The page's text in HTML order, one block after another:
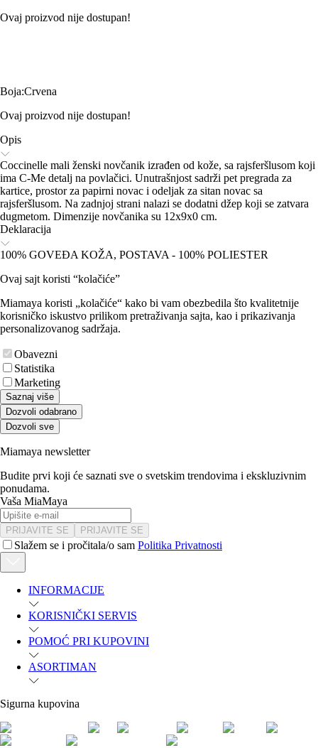
Ovaj proizvod nije dostupan!
Boja:Crvena
Ovaj proizvod nije dostupan!
Opis
Coccinelle mali ženski novčanik izrađen od kože, sa rajsferšlusom koji
ima C-Me detalj na povlačici. Unutrašnjost sadrži pet pregrada za
kartice, prostor za papirni novac i odeljak za sitan novac sa
rajsferšlusom. Na zadnjoj strani nalazi se dodatni džep koji se zatvara
dugmetom. Dimenzije novčanika su 12x9x0 cm.
Deklaracija
100% GOVEĐA KOŽA, POSTAVA - 100% POLIESTER
Ovaj sajt koristi “kolačiće”
Miamaya koristi „kolačiće“ kako bi vam obezbedila što kvalitetnije
korisničko iskustvo prilikom pretraživanja sajta, kao i prikazivanja
personalizovanog sadržaja.
Obavezni
Statistika
Marketing
Saznaj više
Dozvoli odabrano
Dozvoli sve
Miamaya newsletter
Budite prvi koji će saznati sve o svetskim trendovima i ekskluzivnim
ponudama.
Vaša MiaMaya
PRIJAVITE SE PRIJAVITE SE
Slažem se i pročitala/o sam Politika Privatnosti
INFORMACIJE
KORISNIČKI SERVIS
POMOĆ PRI KUPOVINI
ASORTIMAN
Sigurna kupovina